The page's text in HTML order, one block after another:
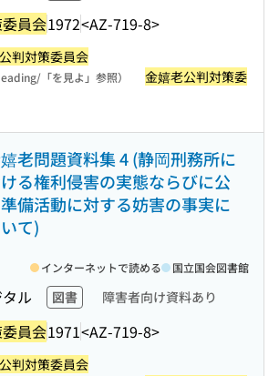
員会1972<AZ-719-8>
判対策委員会
「を見よ」参照）
金嬉老公判対策委
老問題資料集 4 (静岡刑務所に
る権利侵害の実態ならびに公
備活動に対する妨害の事実に
て)
ル 図書 障害者向け資料あり
員会1971<AZ-719-8>
インターネットで読める 国立国会図書館
判対策委員会